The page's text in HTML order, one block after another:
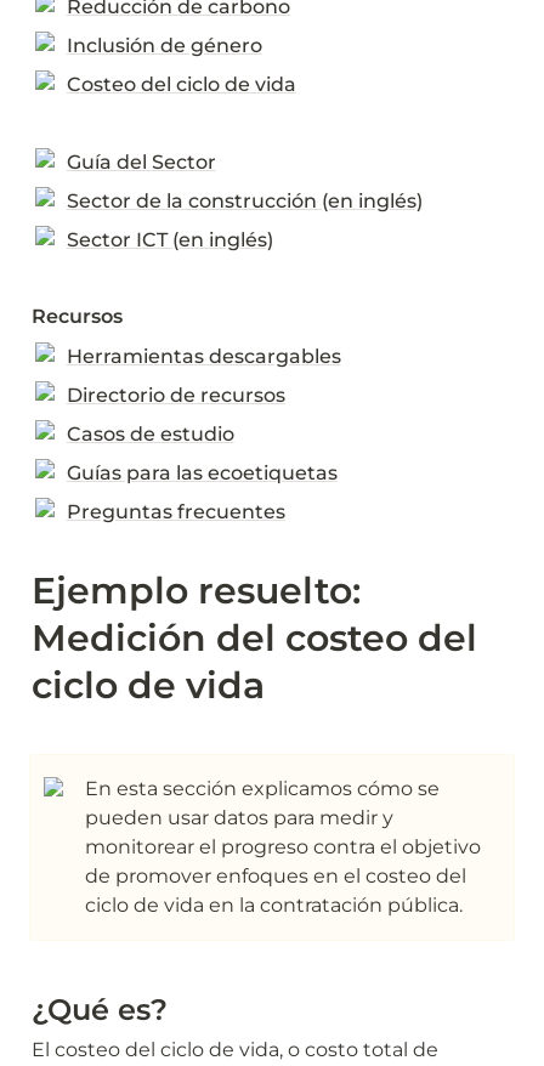
Reducción de carbono
Inclusión de género
Costeo del ciclo de vida
Guía del Sector
Sector de la construcción (en inglés)
Sector ICT (en inglés)
Recursos
Herramientas descargables
Directorio de recursos
Casos de estudio
Guías para las ecoetiquetas
Preguntas frecuentes
Ejemplo resuelto:
Medición del costeo del
ciclo de vida
En esta sección explicamos cómo se
pueden usar datos para medir y
monitorear el progreso contra el objetivo
de promover enfoques en el costeo del
ciclo de vida en la contratación pública.
¿Qué es?
El costeo del ciclo de vida, o costo total de